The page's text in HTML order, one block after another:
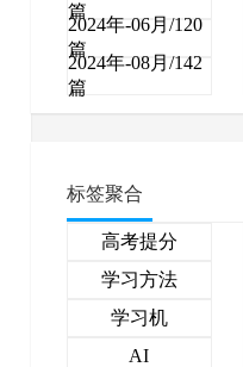
篇
2024年-06月/120
篇
2024年-08月/142
篇
标签聚合
高考提分
学习方法
学习机
AI